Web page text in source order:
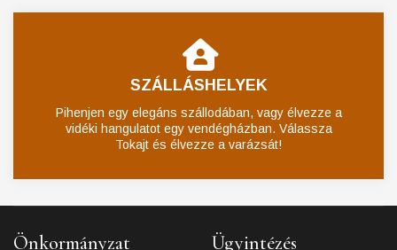
SZÁLLÁSHELYEK
Pihenjen egy elegáns szállodában, vagy élvezze a
vidéki hangulatot egy vendégházban. Válassza
Tokajt és élvezze a varázsát!
Önkormányzat Ügyintézés